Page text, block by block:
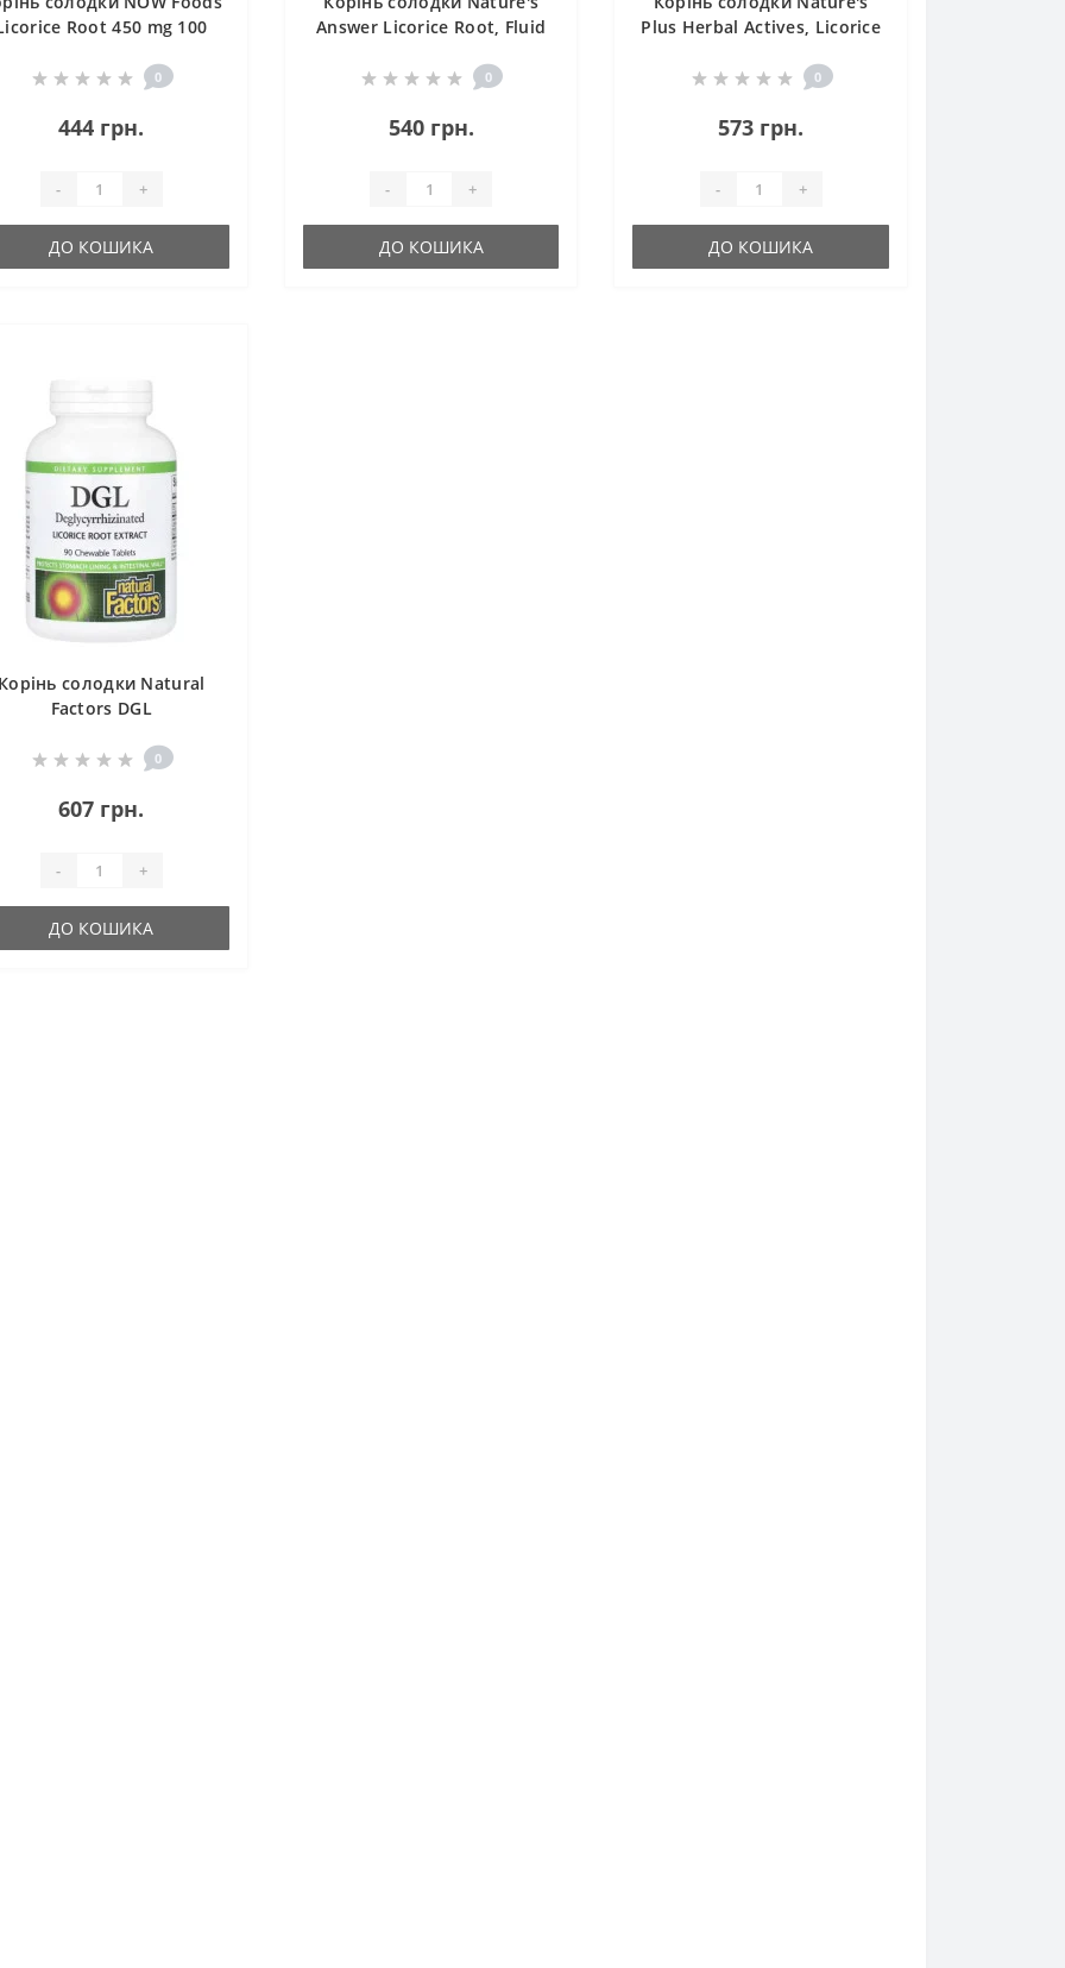
Root 450 mg 100
0
444 грн.
- +
ДО КОШИКА
Answer Licorice Root, Fluid
mg 30 ml /15 servings/
0
540 грн.
- +
ДО КОШИКА
Plus Herbal Actives, Licorice
0
573 грн.
- +
ДО КОШИКА
Корінь солодки Natural
Factors DGL
Root Extract 90 Chewable
0
607 грн.
- +
ДО КОШИКА